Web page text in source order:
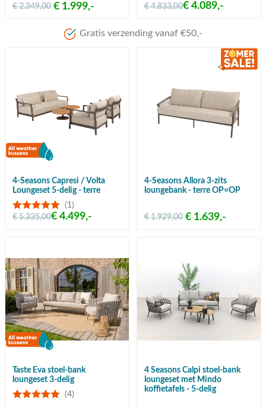
€ 1.999,-
€ 2.349,00 € 4.833,00€ 4.089,-
Gratis verzending vanaf €50,-
4-Seasons Capresi / Volta
Loungeset 5-delig - terre
(1)
€ 5.335,00€ 4.499,-
4-Seasons Allora 3-zits
loungebank - terre OP=OP
€ 1.639,-
€ 1.929,00
Taste Eva stoel-bank
loungeset 3-delig
(4)
4 Seasons Calpi stoel-bank
loungeset met Mindo
koffietafels - 5-delig